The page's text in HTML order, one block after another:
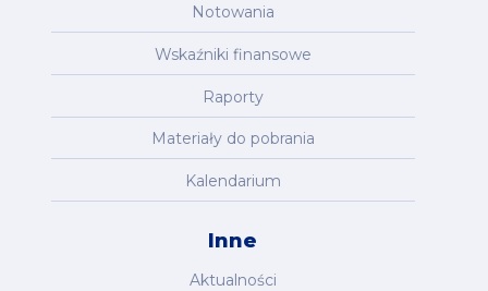
Notowania
Wskaźniki finansowe
Raporty
Materiały do pobrania
Kalendarium
Inne
Aktualności